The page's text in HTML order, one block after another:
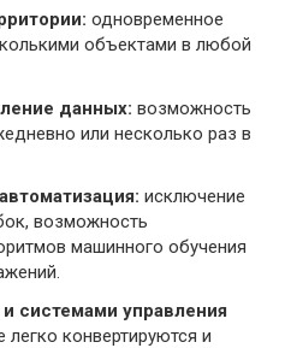
одновременное
объектами в любой
данных: возможность
или несколько раз в
исключение
возможность
машинного обучения
системами управления
легко конвертируются и